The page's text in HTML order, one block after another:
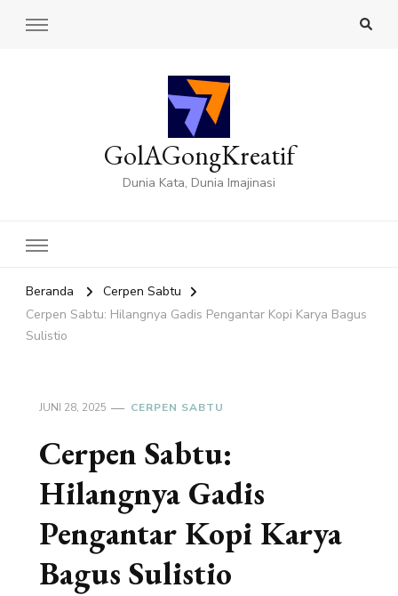
GolAGongKreatif
Dunia Kata, Dunia Imajinasi
Beranda
Cerpen Sabtu
Cerpen Sabtu: Hilangnya Gadis Pengantar Kopi Karya Bagus
Sulistio
JUNI 28, 2025 CERPEN SABTU
Cerpen Sabtu:
Hilangnya Gadis
Pengantar Kopi Karya
Bagus Sulistio